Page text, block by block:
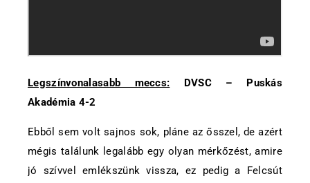
Legszínvonalasabb meccs: DVSC – Puskás
Akadémia 4-2
Ebből sem volt sajnos sok, pláne az ősszel, de azért
mégis találunk legalább egy olyan mérkőzést, amire
jó szívvel emlékszünk vissza, ez pedig a Felcsút